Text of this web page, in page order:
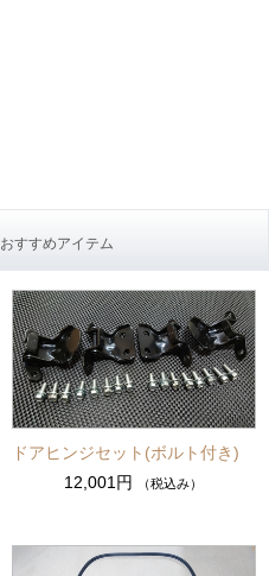
おすすめアイテム
ドアヒンジセット(ボルト付き)
12,001円
（税込み）